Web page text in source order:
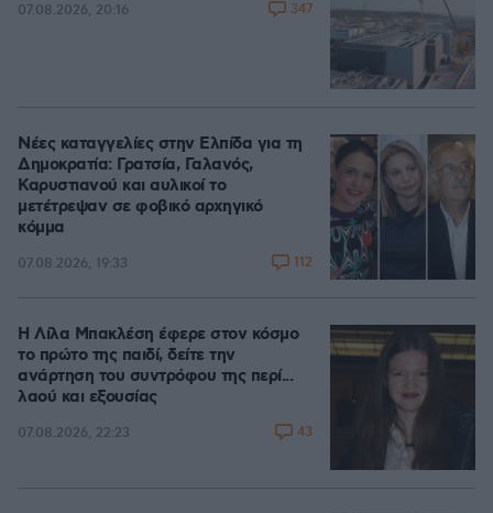
07.08.2026, 20:16 347
Νέες καταγγελίες στην Ελπίδα για τη
Δημοκρατία: Γρατσία, Γαλανός,
Καρυστιανού και αυλικοί το
μετέτρεψαν σε φοβικό αρχηγικό
κόμμα
07.08.2026, 19:33 112
Η Λίλα Μπακλέση έφερε στον κόσμο
το πρώτο της παιδί, δείτε την
ανάρτηση του συντρόφου της περί...
λαού και εξουσίας
07.08.2026, 22:23 43